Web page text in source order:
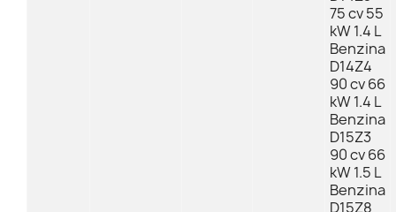
75 cv 55
kW 1.4 L
Benzina
D14Z4
90 cv 66
kW 1.4 L
Benzina
D15Z3
90 cv 66
kW 1.5 L
Benzina
D15Z8